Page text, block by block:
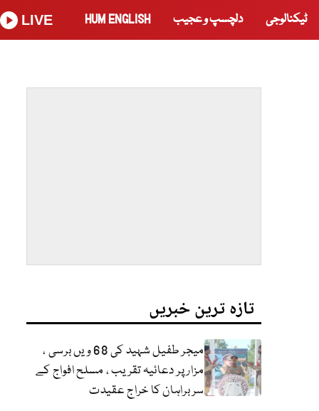
ٹیکنالوجی دلچسپ و عجیب HUM ENGLISH
LIVE
تازہ ترین خبریں
میجر طفیل شہید کی 68 ویں برسی ،
مزار پر دعائیہ تقریب ، مسلح افواج کے
سربراہان کا خراج عقیدت